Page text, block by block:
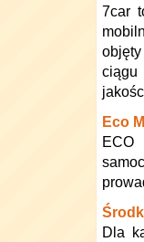
7car
ciągu
Eco
ECO
Dla